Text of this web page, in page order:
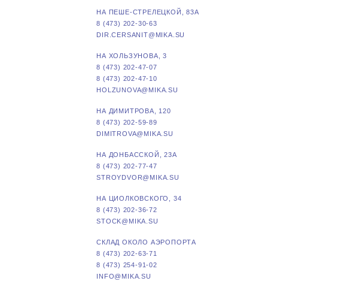
НА ПЕШЕ-СТРЕЛЕЦКОЙ, 83А
8 (473) 202-30-63
DIR.CERSANIT@MIKA.SU
НА ХОЛЬЗУНОВА, 3
8 (473) 202-47-07
8 (473) 202-47-10
HOLZUNOVA@MIKA.SU
НА ДИМИТРОВА, 120
8 (473) 202-59-89
DIMITROVA@MIKA.SU
НА ДОНБАССКОЙ, 23А
8 (473) 202-77-47
STROYDVOR@MIKA.SU
НА ЦИОЛКОВСКОГО, 34
8 (473) 202-36-72
STOCK@MIKA.SU
СКЛАД ОКОЛО АЭРОПОРТА
8 (473) 202-63-71
8 (473) 254-91-02
INFO@MIKA.SU